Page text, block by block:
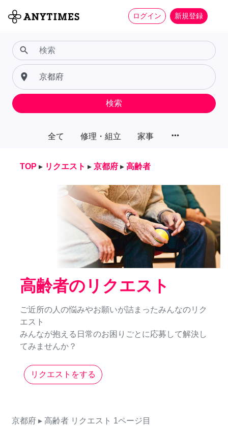
ログイン 新規登録
全て 修理・組立 家事 more_horiz
search
place
検索
TOP ▸ リクエスト ▸ 京都府 ▸ 高齢者
高齢者のリクエスト
ご近所の人の悩みやお願いが詰まったみんなのリク
エスト
みんなが抱える日常のお困りごとに応募して解決し
てみませんか？
リクエストをする
京都府 ▸ 高齢者 リクエスト 1ページ目